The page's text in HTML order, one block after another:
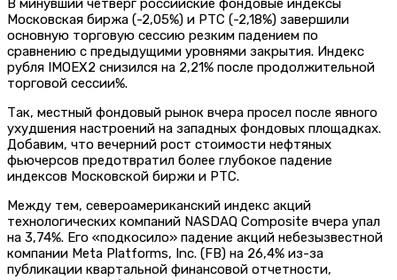
В минувший четверг российские фондовые индексы
Московская биржа (-2,05%) и РТС (-2,18%) завершили
основную торговую сессию резким падением по
сравнению с предыдущими уровнями закрытия. Индекс
рубля IMOEX2 снизился на 2,21% после продолжительной
торговой сессии%.
Так, местный фондовый рынок вчера просел после явного
ухудшения настроений на западных фондовых площадках.
Добавим, что вечерний рост стоимости нефтяных
фьючерсов предотвратил более глубокое падение
индексов Московской биржи и РТС.
Между тем, североамериканский индекс акций
технологических компаний NASDAQ Composite вчера упал
на 3,74%. Его «подкосило» падение акций небезызвестной
компании Meta Platforms, Inc. (FB) на 26,4% из-за
публикации квартальной финансовой отчетности,